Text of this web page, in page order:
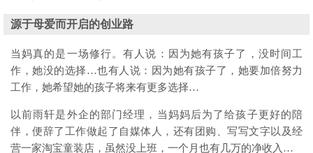
源于母爱而开启的创业路
当妈真的是一场修行。有人说：因为她有孩子了，没时间工
作，她没的选择…也有人说：因为她有孩子了，她要加倍努力
工作，她希望她的孩子将来有更多选择…
以前雨轩是外企的部门经理，当妈妈后为了给孩子更好的陪
伴，便辞了工作做起了自媒体人，还有团购、写写文字以及经
营一家淘宝童装店，虽然没上班，一个月也有几万的净收入…